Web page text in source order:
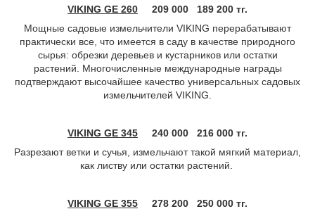
VIKING GE 260
209 000 189 200 тг.
Мощные садовые измельчители VIKING перерабатывают
практически все, что имеется в саду в качестве природного
сырья: обрезки деревьев и кустарников или остатки
растений. Многочисленные международные награды
подтверждают высочайшее качество универсальных садовых
измельчителей VIKING.
VIKING GE 345
240 000 216 000 тг.
Разрезают ветки и сучья, измельчают такой мягкий материал,
как листву или остатки растений.
VIKING GE 355
278 200 250 000 тг.